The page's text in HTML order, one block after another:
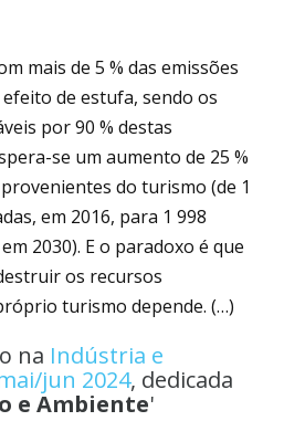
mais de 5 % das emissões
de estufa, sendo os
por 90 % destas
se um aumento de 25 %
do turismo (de 1
em 2016, para 1 998
2030). E o paradoxo é que
os recursos
turismo depende. (…)
na Indústria e
jun 2024, dedicada
e Ambiente'